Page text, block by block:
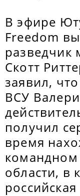
В эфире
Freedom
Скотт
заявил,
ВСУ
получил
время
командном
области, в
российская